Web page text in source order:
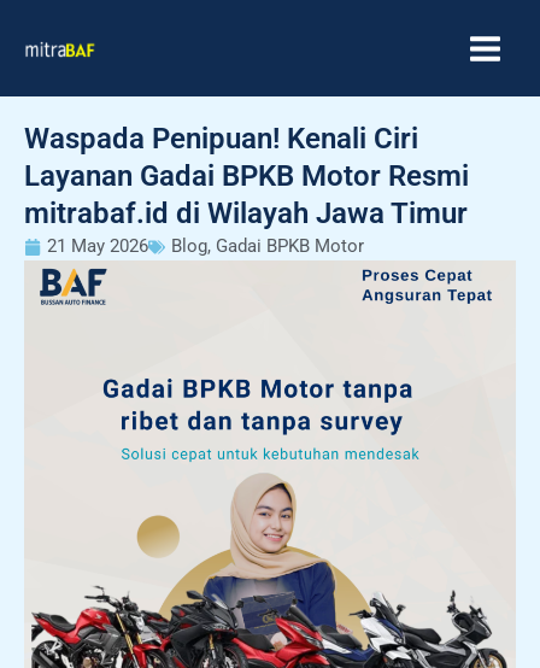
Waspada Penipuan! Kenali Ciri
Layanan Gadai BPKB Motor Resmi
mitrabaf.id di Wilayah Jawa Timur
21 May 2026 Blog, Gadai BPKB Motor